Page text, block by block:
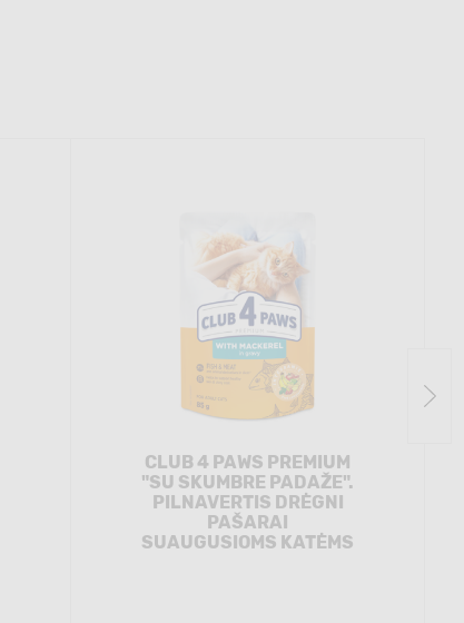
CLUB 4 PAWS PREMIUM
"SU SKUMBRE PADAŽE".
PILNAVERTIS DRĖGNI
PAŠARAI
SUAUGUSIOMS KATĖMS